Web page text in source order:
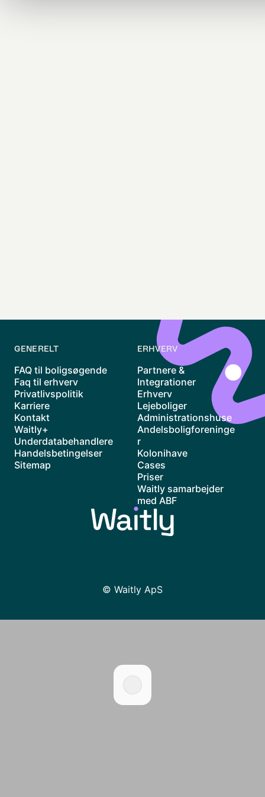
GENERELT
FAQ til boligsøgende
Faq til erhverv
Privatlivspolitik
Karriere
Kontakt
Waitly+
Underdatabehandlere
Handelsbetingelser
Sitemap
ERHVERV
Partnere &
Integrationer
Erhverv
Lejeboliger
Administrationshuse
Andelsboligforeninge
r
Kolonihave
Cases
Priser
Waitly samarbejder
med ABF
© Waitly ApS